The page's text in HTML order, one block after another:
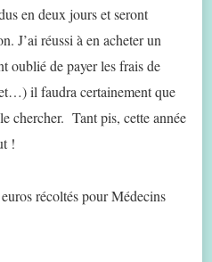
en deux jours et seront
J’ai réussi à en acheter un
oublié de payer les frais de
il faudra certainement que
chercher. Tant pis, cette année
!
récoltés pour Médecins